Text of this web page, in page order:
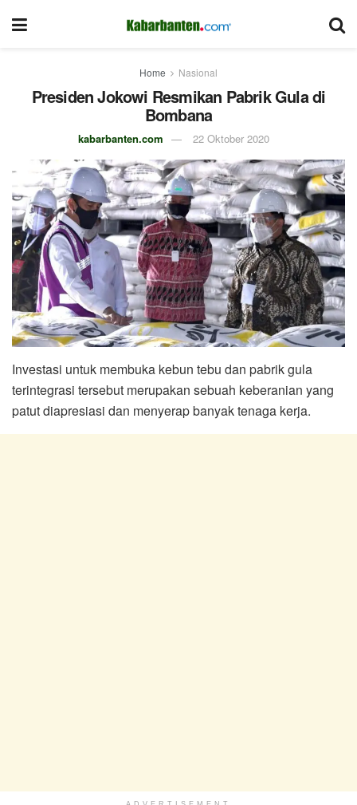
Home Nasional
Presiden Jokowi Resmikan Pabrik Gula di
Bombana
kabarbanten.com 22 Oktober 2020
Investasi untuk membuka kebun tebu dan pabrik gula
terintegrasi tersebut merupakan sebuah keberanian yang
patut diapresiasi dan menyerap banyak tenaga kerja.